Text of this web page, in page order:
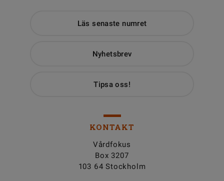
Läs senaste numret
Nyhetsbrev
Tipsa oss!
KONTAKT
Vårdfokus
Box 3207
103 64 Stockholm